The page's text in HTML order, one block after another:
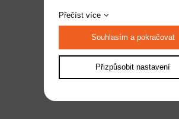
Maxx All-Terrain, disk
černo-šedý (2)
Kód:TRA8972X
1 149 Kč
Přečíst více
Souhlasím a pokračovat
Přizpůsobit nastavení